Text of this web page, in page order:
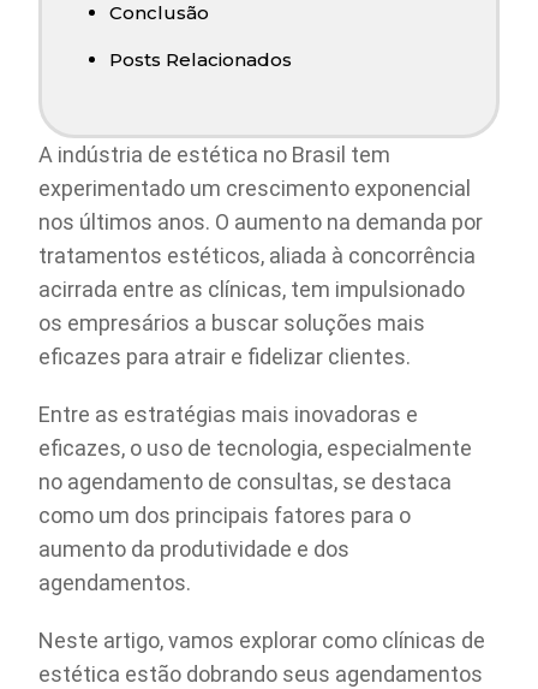
Conclusão
Posts Relacionados
A indústria de estética no Brasil tem
experimentado um crescimento exponencial
nos últimos anos. O aumento na demanda por
tratamentos estéticos, aliada à concorrência
acirrada entre as clínicas, tem impulsionado
os empresários a buscar soluções mais
eficazes para atrair e fidelizar clientes.
Entre as estratégias mais inovadoras e
eficazes, o uso de tecnologia, especialmente
no agendamento de consultas, se destaca
como um dos principais fatores para o
aumento da produtividade e dos
agendamentos.
Neste artigo, vamos explorar como clínicas de
estética estão dobrando seus agendamentos